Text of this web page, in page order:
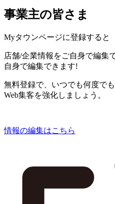
事業主の皆さま
Myタウンページに登録すると
店舗/企業情報をご自身で編集
自身で編集できます!
無料登録で、いつでも何度で
Web集客を強化しましょう。
情報の編集はこちら